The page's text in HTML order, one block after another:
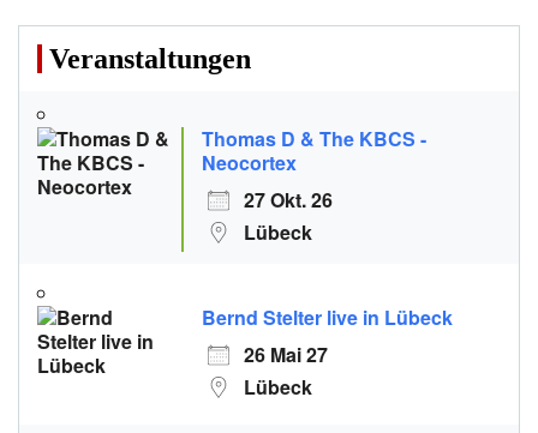
Veranstaltungen
Thomas D & The KBCS -
Neocortex
27 Okt. 26
Lübeck
Bernd Stelter live in Lübeck
26 Mai 27
Lübeck